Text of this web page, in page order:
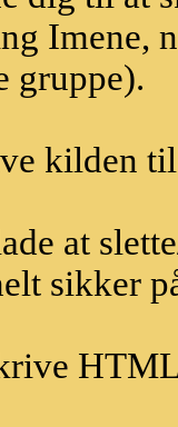
Imene,
gruppe).
kilden
at
sikker